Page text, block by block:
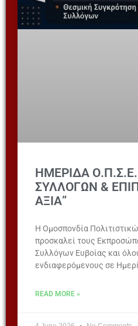
ΗΜΕΡΙΔΑ
ΣΥΛΛΟΓΩΝ &
ΑΞΙΑ”
Η Ομοσπονδία
προσκαλεί τους
Συλλόγων Ευβοίας και
ενδιαφερόμενους σε
READ MORE »